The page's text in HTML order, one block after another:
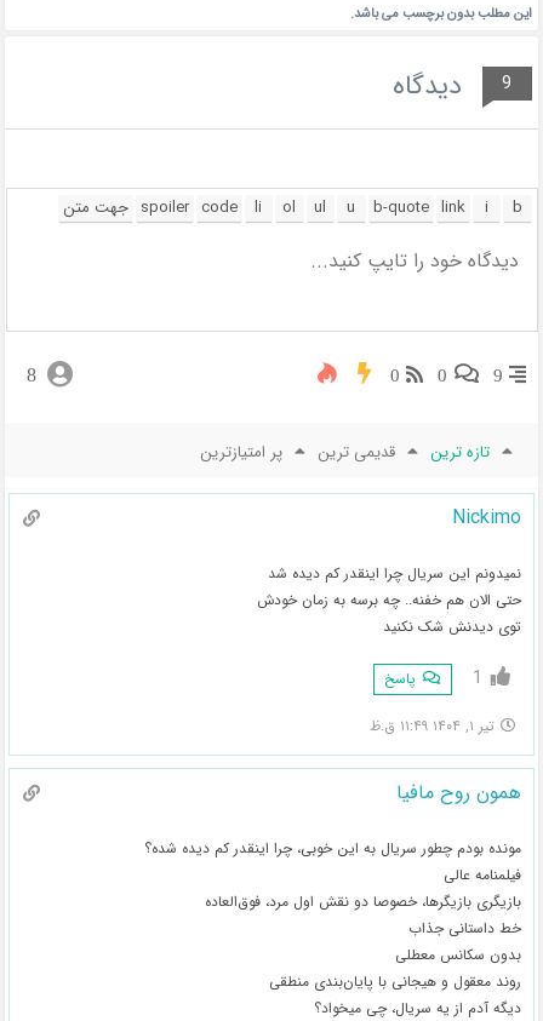
این مطلب بدون برچسب می باشد.
9 دیدگاه
9
0
0
8
تازه ترین قدیمی ترین پر امتیازترین
Nickimo
نمیدونم این سریال چرا اینقدر کم دیده شد
حتی الان هم خفنه.. چه برسه به زمان خودش
توی دیدنش شک نکنید
1 پاسخ
تیر ۱, ۱۴۰۴ ۱۱:۴۹ ق.ظ
همون روح مافیا
مونده بودم چطور سریال به این خوبی، چرا اینقدر کم دیده شده؟
فیلمنامه عالی
بازیگری بازیگرها، خصوصا دو نقش اول مرد، فوق‌العاده
خط داستانی جذاب
بدون سکانس معطلی
روند معقول و هیجانی با پایان‌بندی منطقی
دیگه آدم از یه سریال، چی میخواد؟